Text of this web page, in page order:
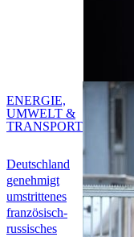
Deutschland
genehmigt
umstrittenes
französisch-
russisches
ENERGIE,
UMWELT &
TRANSPORT